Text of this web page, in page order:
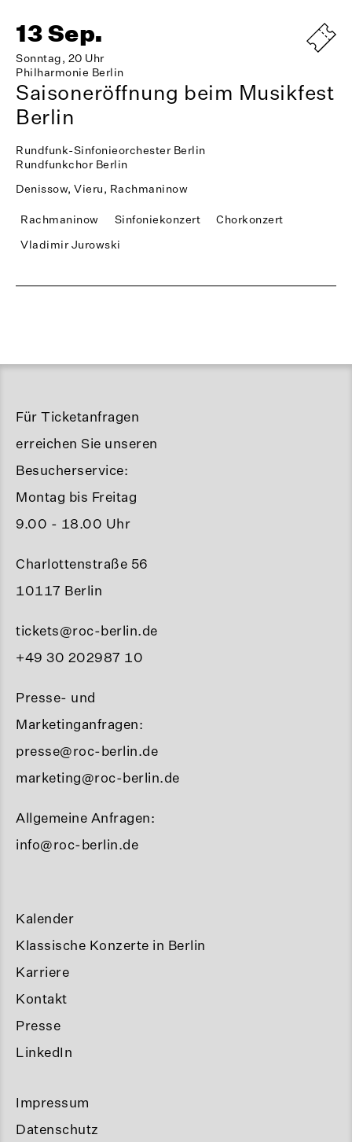
13 Sep.
Sonntag, 20 Uhr
Philharmonie Berlin
Saisoneröffnung beim Musikfest
Berlin
Rundfunk-Sinfonieorchester Berlin
Rundfunkchor Berlin
Denissow, Vieru, Rachmaninow
Rachmaninow Sinfoniekonzert
Chorkonzert
Vladimir Jurowski
Für Ticketanfragen
erreichen Sie unseren
Besucherservice:
Montag bis Freitag
9.00 - 18.00 Uhr
Charlottenstraße 56
10117 Berlin
tickets@roc-berlin.de
+49 30 202987 10
Presse- und
Marketinganfragen:
presse@roc-berlin.de
marketing@roc-berlin.de
Allgemeine Anfragen:
info@roc-berlin.de
Kalender
Klassische Konzerte in Berlin
Karriere
Kontakt
Presse
LinkedIn
Impressum
Datenschutz